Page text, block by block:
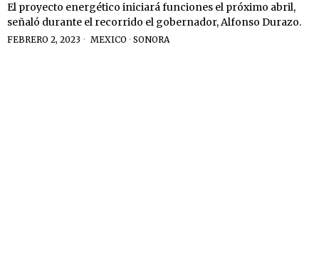
El proyecto energético iniciará funciones el próximo abril,
señaló durante el recorrido el gobernador, Alfonso Durazo.
FEBRERO 2, 2023 MEXICO · SONORA